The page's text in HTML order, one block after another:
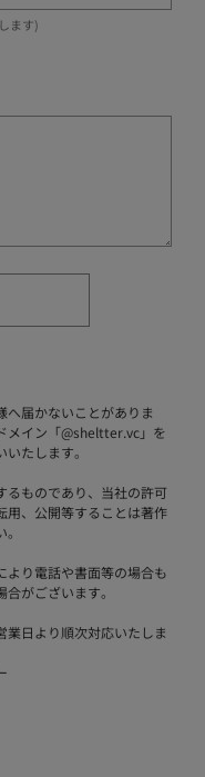
ます)
へ届かないことがありま
メイン「@sheltter.vc」を
たします。
るものであり、当社の許可
用、公開等することは著作
より電話や書面等の場合も
がございます。
業日より順次対応いたしま